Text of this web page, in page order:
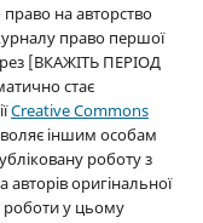
на авторство
право першої
[ВКАЖІТЬ ПЕРІОД
стає
Creative Commons
іншим особам
роботу з
оригінальної
роботи у цьому